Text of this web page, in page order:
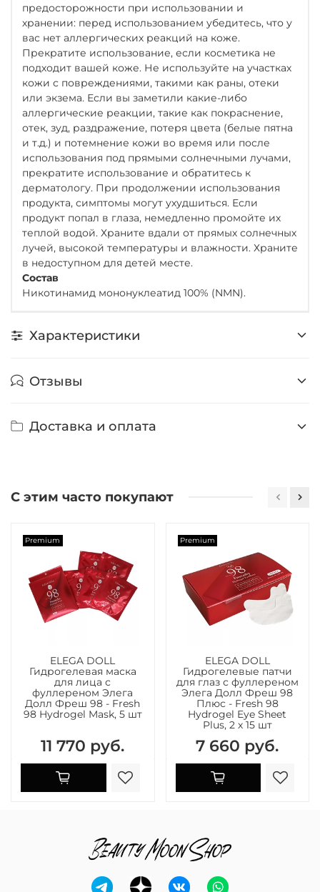
предосторожности при использовании и
хранении: перед использованием убедитесь, что у
вас нет аллергических реакций на коже.
Прекратите использование, если косметика не
подходит вашей коже. Не используйте на участках
кожи с повреждениями, такими как раны, отеки
или экзема. Если вы заметили какие-либо
аллергические реакции, такие как покраснение,
отек, зуд, раздражение, потеря цвета (белые пятна
и т.д.) и потемнение кожи во время или после
использования под прямыми солнечными лучами,
прекратите использование и обратитесь к
дерматологу. При продолжении использования
продукта, симптомы могут ухудшиться. Если
продукт попал в глаза, немедленно промойте их
теплой водой. Храните вдали от прямых солнечных
лучей, высокой температуры и влажности. Храните
в недоступном для детей месте.
Состав
Никотинамид мононуклеатид 100% (NMN).
Характеристики
Отзывы
Доставка и оплата
С этим часто покупают
Premium
ELEGA DOLL
Гидрогелевая маска
для лица с
фуллереном Элега
Долл Фреш 98 - Fresh
98 Hydrogel Mask, 5 шт
11 770 руб.
Premium
ELEGA DOLL
Гидрогелевые патчи
для глаз с фуллереном
Элега Долл Фреш 98
Плюс - Fresh 98
Hydrogel Eye Sheet
Plus, 2 х 15 шт
7 660 руб.